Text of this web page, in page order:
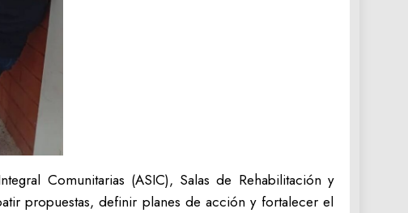
Comunitarias (ASIC), Salas de Rehabilitación y
propuestas, definir planes de acción y fortalecer el